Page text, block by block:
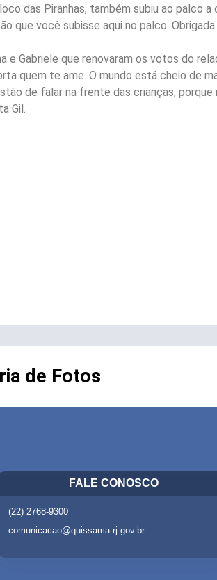
das Piranhas, também subiu ao palco
que você subisse aqui no palco.
e Gabriele que renovaram os votos do
quem te ame. O mundo está cheio de
de falar na frente das crianças, porque
Gil.
de Fotos
FALE CONOSCO
(22) 2768-9300
comunicacao@quissama.rj.gov.br